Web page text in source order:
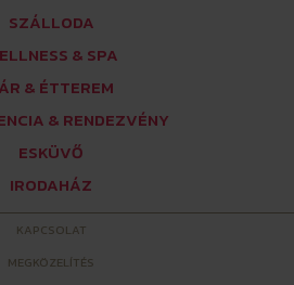
SZÁLLODA
& SPA
& ÉTTEREM
& RENDEZVÉNY
ESKÜVŐ
IRODAHÁZ
KAPCSOLAT
MEGKÖZELÍTÉS